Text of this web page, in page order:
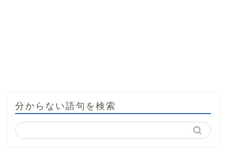
分からない語句を検索